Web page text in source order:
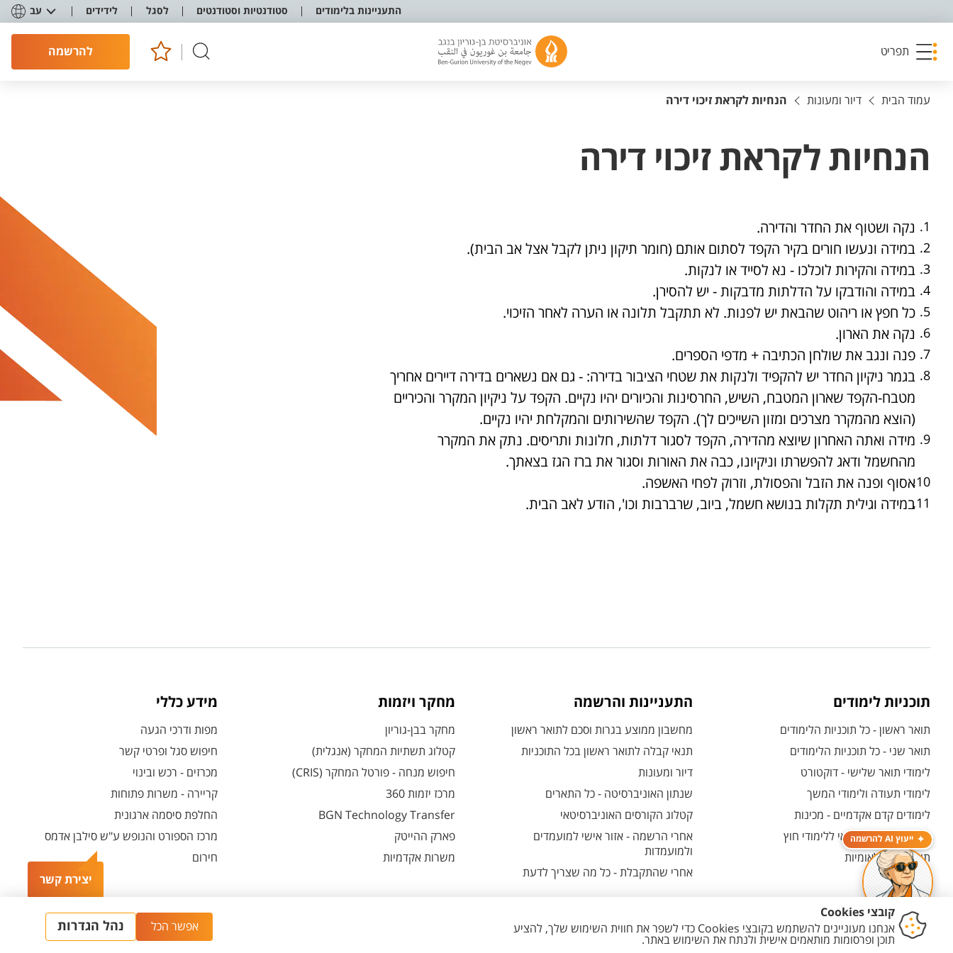
התעניינות בלימודים סטודנטיות וסטודנטים לסגל לידידים עב
תפריט להרשמה
יצירת קשר
ייעוץ AI להרשמה
עמוד הבית דיור ומעונות הנחיות לקראת זיכוי דירה
הנחיות לקראת זיכוי דירה
נקה ושטוף את החדר והדירה.
במידה ונעשו חורים בקיר הקפד לסתום אותם (חומר תיקון ניתן לקבל אצל אב הבית).
במידה והקירות לוכלכו - נא לסייד או לנקות.
במידה והודבקו על הדלתות מדבקות - יש להסירן.
כל חפץ או ריהוט שהבאת יש לפנות. לא תתקבל תלונה או הערה לאחר הזיכוי.
נקה את הארון.
פנה ונגב את שולחן הכתיבה + מדפי הספרים.
בגמר ניקיון החדר יש להקפיד ולנקות את שטחי הציבור בדירה: - גם אם נשארים בדירה דיירים אחריך
מטבח-הקפד שארון המטבח, השיש, החרסינות והכיורים יהיו נקיים. הקפד על ניקיון המקרר והכיריים
(הוצא מהמקרר מצרכים ומזון השייכים לך). הקפד שהשירותים והמקלחת יהיו נקיים.
מידה ואתה האחרון שיוצא מהדירה, הקפד לסגור דלתות, חלונות ותריסים. נתק את המקרר
מהחשמל ודאג להפשרתו וניקיונו, כבה את האורות וסגור את ברז הגז בצאתך.
אסוף ופנה את הזבל והפסולת, וזרוק לפחי האשפה.
במידה וגילית תקלות בנושא חשמל, ביוב, שרברבות וכו', הודע לאב הבית.
תוכניות לימודים
תואר ראשון - כל תוכניות הלימודים
תואר שני - כל תוכניות הלימודים
לימודי תואר שלישי - דוקטורט
לימודי תעודה ולימודי המשך
לימודים קדם אקדמיים - מכינות
המרכז האוניברסיטאי ללימודי חוץ
תוכניות בין-לאומיות
התעניינות והרשמה
מחשבון ממוצע בגרות וסכם לתואר ראשון
תנאי קבלה לתואר ראשון בכל התוכניות
דיור ומעונות
שנתון האוניברסיטה - כל התארים
קטלוג הקורסים האוניברסיטאי
אחרי הרשמה - אזור אישי למועמדים
ולמועמדות
אחרי שהתקבלת - כל מה שצריך לדעת
מחקר ויזמות
מחקר בבן-גוריון
קטלוג תשתיות המחקר (אנגלית)
חיפוש מנחה - פורטל המחקר (CRIS)
מרכז יזמות 360
BGN Technology Transfer
פארק ההייטק
משרות אקדמיות
מידע כללי
מפות ודרכי הגעה
חיפוש סגל ופרטי קשר
מכרזים - רכש ובינוי
קריירה - משרות פתוחות
החלפת סיסמה ארגונית
מרכז הספורט והנופש ע"ש סילבן אדמס
חירום